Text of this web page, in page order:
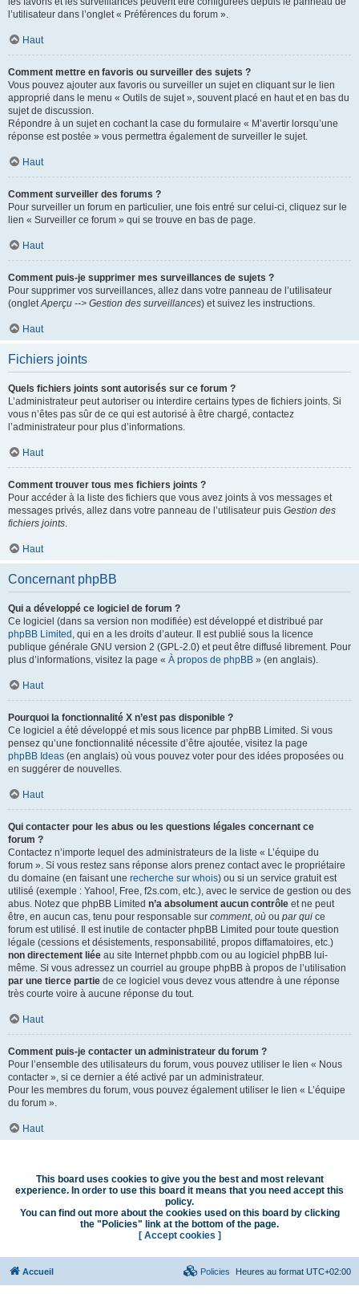
l’utilisateur dans l’onglet « Préférences du forum ».
Haut
Comment mettre en favoris ou surveiller des sujets ?
Vous pouvez ajouter aux favoris ou surveiller un sujet en cliquant sur le lien
approprié dans le menu « Outils de sujet », souvent placé en haut et en bas du
sujet de discussion.
Répondre à un sujet en cochant la case du formulaire « M’avertir lorsqu’une
réponse est postée » vous permettra également de surveiller le sujet.
Haut
Comment surveiller des forums ?
Pour surveiller un forum en particulier, une fois entré sur celui-ci, cliquez sur le
lien « Surveiller ce forum » qui se trouve en bas de page.
Haut
Comment puis-je supprimer mes surveillances de sujets ?
Pour supprimer vos surveillances, allez dans votre panneau de l’utilisateur
(ongletAperçu --> Gestion des surveillances) et suivez les instructions.
Haut
Fichiers joints
Quels fichiers joints sont autorisés sur ce forum ?
L’administrateur peut autoriser ou interdire certains types de fichiers joints. Si
vous n’êtes pas sûr de ce qui est autorisé à être chargé, contactez
l’administrateur pour plus d’informations.
Haut
Comment trouver tous mes fichiers joints ?
Pour accéder à la liste des fichiers que vous avez joints à vos messages et
messages privés, allez dans votre panneau de l’utilisateur puis Gestion des
fichiers joints.
Haut
Concernant phpBB
Qui a développé ce logiciel de forum ?
Ce logiciel (dans sa version non modifiée) est développé et distribué par
phpBB Limited , qui en a les droits d’auteur. Il est publié sous la licence
publique générale GNU version 2 (GPL-2.0) et peut être diffusé librement. Pour
plus d’informations, visitez la page « À propos de phpBB » (en anglais).
Haut
Pourquoi la fonctionnalité X n’est pas disponible ?
Ce logiciel a été développé et mis sous licence par phpBB Limited. Si vous
pensez qu’une fonctionnalité nécessite d’être ajoutée, visitez la page
phpBB Ideas (en anglais) où vous pouvez voter pour des idées proposées ou
en suggérer de nouvelles.
Haut
Qui contacter pour les abus ou les questions légales concernant ce
forum ?
Contactez n’importe lequel des administrateurs de la liste « L’équipe du
forum ». Si vous restez sans réponse alors prenez contact avec le propriétaire
du domaine (en faisant une recherche sur whois) ou si un service gratuit est
utilisé (exemple : Yahoo!, Free, f2s.com, etc.), avec le service de gestion ou des
abus. Notez que phpBB Limited n’a absolument aucun contrôle et ne peut
être, en aucun cas, tenu pour responsable sur comment, où ou par qui ce
forum est utilisé. Il est inutile de contacter phpBB Limited pour toute question
légale (cessions et désistements, responsabilité, propos diffamatoires, etc.)
non directement liée au site Internet phpbb.com ou au logiciel phpBB lui-
même. Si vous adressez un courriel au groupe phpBB à propos de l’utilisation
par une tierce partie de ce logiciel vous devez vous attendre à une réponse
très courte voire à aucune réponse du tout.
Haut
Comment puis-je contacter un administrateur du forum ?
Pour l’ensemble des utilisateurs du forum, vous pouvez utiliser le lien « Nous
contacter », si ce dernier a été activé par un administrateur.
Pour les membres du forum, vous pouvez également utiliser le lien « L’équipe
du forum ».
Haut
This board uses cookies to give you the best and most relevant
experience. In order to use this board it means that you need accept this
policy.
You can find out more about the cookies used on this board by clicking
the "Policies" link at the bottom of the page.
[ Accept cookies ]
Accueil Heures au format UTC+02:00
Policies